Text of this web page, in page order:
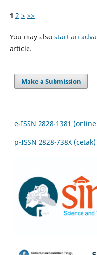
1 2 > >>
You may also start an
article.
Make a Submission
e-ISSN 2828-1381
p-ISSN 2828-738X (cetak)